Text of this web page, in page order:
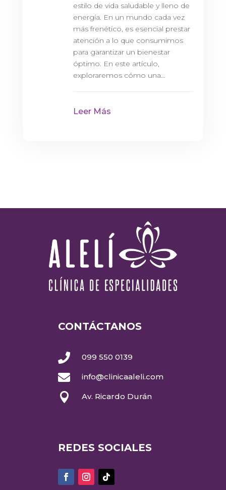
estilo de vida saludable y lleno de
energía. En un mundo cada vez
más frenético, es esencial prestar
atención a lo que consumimos
para garantizar un bienestar
óptimo. En este artículo,
exploraremos cómo una...
Leer Más
CONTÁCTANOS
 099 550 0139
 info@clinicaaleli.com
 Av. Ricardo Durán
REDES SOCIALES